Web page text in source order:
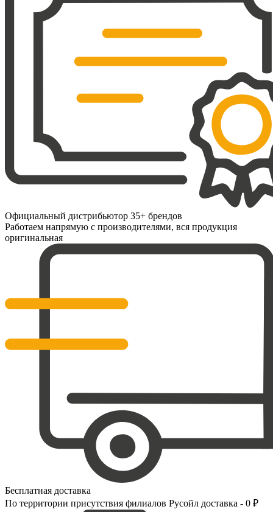
Официальный дистрибьютор 35+ брендов
Работаем напрямую с производителями, вся продукция
оригинальная
Бесплатная доставка
По территории присутствия филиалов Русойл доставка - 0 ₽